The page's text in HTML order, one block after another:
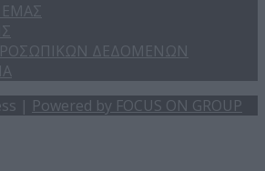
ΕΜΑΣ
ΔΕΔΟΜΕΝΩΝ
| Powered by FOCUS ON GROUP